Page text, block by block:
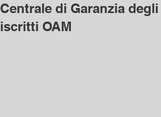
Centrale di Garanzia degli
iscritti OAM